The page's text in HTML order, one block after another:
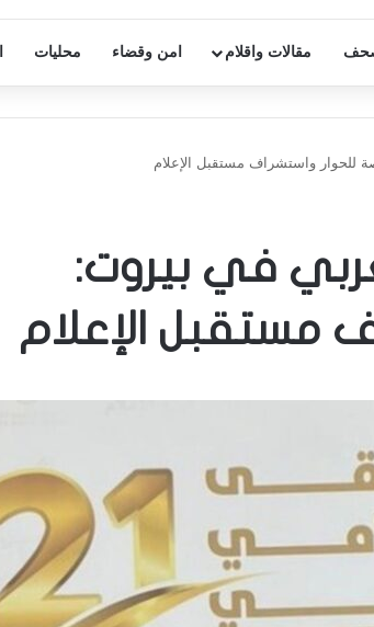
مقالات واقلام امن وقضاء محليات
للحوار واستشراف مستقبل الإعلام
في بيروت:
مستقبل الإعلام